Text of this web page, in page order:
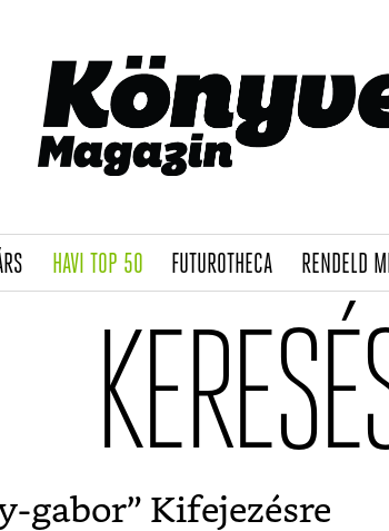
(CURRENT)
HAVI TOP 50(CURRENT)
FUTUROTHECA(CURRENT)
RENDELD
gabor” Kifejezésre